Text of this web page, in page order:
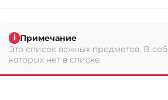
i Примечание
Это список важных предметов. В
которых нет в списке.